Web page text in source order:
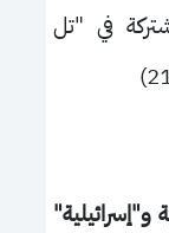
في "تل